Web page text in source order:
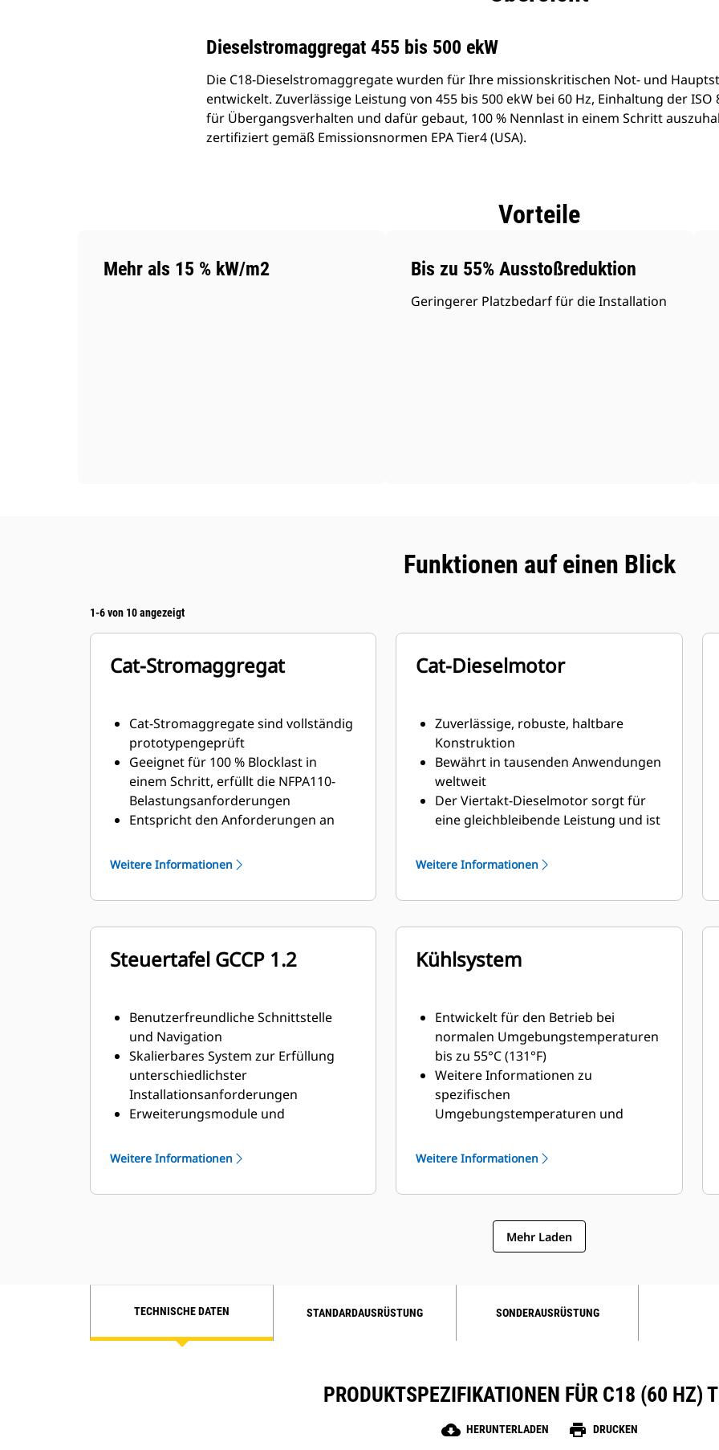
Dieselstromaggregat 455 bis 500 ekW
Die C18-Dieselstromaggregate wurden für Ihre missionskritischen Not- und
entwickelt. Zuverlässige Leistung von 455 bis 500 ekW bei 60 Hz, Einhaltung der
für Übergangsverhalten und dafür gebaut, 100 % Nennlast in einem Schritt
zertifiziert gemäß Emissionsnormen EPA Tier4 (USA).
Vorteile
Mehr als 15 % kW/m2 Bis zu 55% Ausstoßreduktion
Geringerer Platzbedarf für die Installation
Funktionen auf einen Blick
1-6 von 10 angezeigt
Cat-Stromaggregat
Cat-Stromaggregate sind vollständig
prototypengeprüft
Geeignet für 100 % Blocklast in
einem Schritt, erfüllt die NFPA110-
Belastungsanforderungen
Entspricht den Anforderungen an
Übergangsverhalten nach ISO 8528-5
Weitere Informationen
Cat-Dieselmotor
Zuverlässige, robuste, haltbare
Konstruktion
Bewährt in tausenden Anwendungen
weltweit
Der Viertakt-Dieselmotor sorgt für
eine gleichbleibende Leistung und ist
außerordentlich sparsam beim
Weitere Informationen
Steuertafel GCCP 1.2
Benutzerfreundliche Schnittstelle
und Navigation
Skalierbares System zur Erfüllung
unterschiedlichster
Installationsanforderungen
Erweiterungsmodule und
Programmierung für spezifische
Weitere Informationen
Kühlsystem
Entwickelt für den Betrieb bei
normalen Umgebungstemperaturen
bis zu 55°C (131°F)
Weitere Informationen zu
spezifischen
Umgebungstemperaturen und
Händler
Weitere Informationen
Mehr Laden
TECHNISCHE DATEN STANDARDAUSRÜSTUNG SONDERAUSRÜSTUNG
PRODUKTSPEZIFIKATIONEN FÜR C18 (60 HZ)
cloud_download HERUNTERLADEN print DRUCKEN